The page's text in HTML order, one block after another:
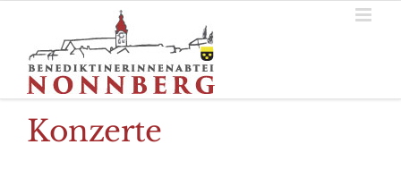
springen
Konzerte